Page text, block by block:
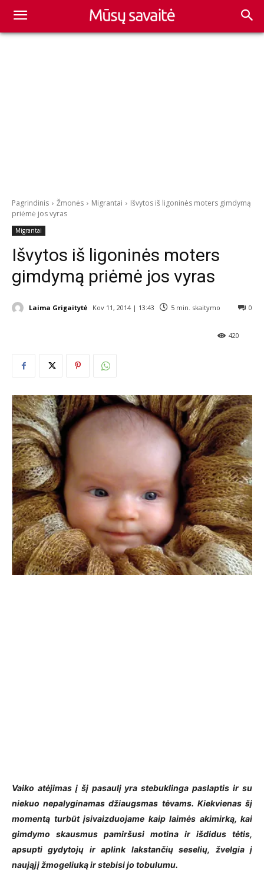
Pagrindinis Žmonės Migrantai
Išvytos iš ligoninės moters gimdymą
priėmė jos vyras
Migrantai
Išvytos iš ligoninės moters
gimdymą priėmė jos vyras
Laima Grigaitytė Kov 11, 2014 | 13:43 5 min. skaitymo 0
420
Vaiko atėjimas į šį pasaulį yra stebuklinga paslaptis ir su
niekuo nepalyginamas džiaugsmas tėvams. Kiekvienas šį
momentą turbūt įsivaizduojame kaip laimės akimirką, kai
gimdymo skausmus pamiršusi motina ir išdidus tėtis,
apsupti gydytojų ir aplink lakstančių seselių, žvelgia į
naująjį žmogeliuką ir stebisi jo tobulumu.